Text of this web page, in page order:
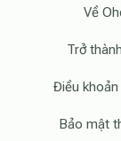
Về
Trở
Điều
Bảo mật